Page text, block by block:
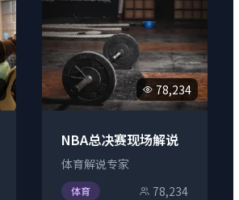
78,234
NBA总决赛现场解说
体育解说专家
体育 78,234